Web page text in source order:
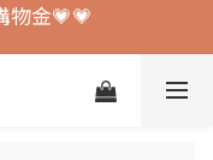
物金💗💗
物金💗💗